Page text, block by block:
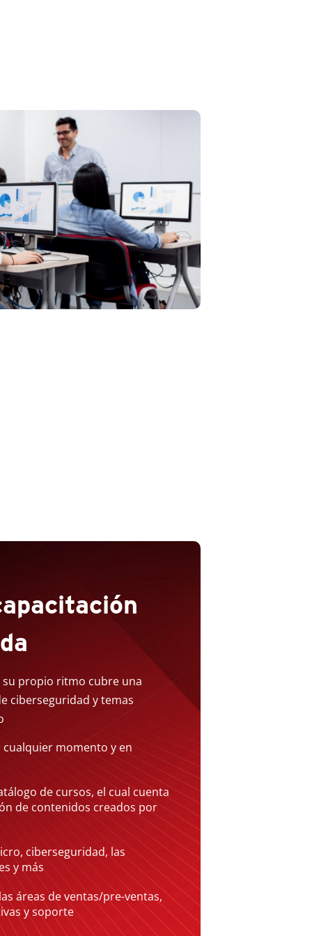
su propio ritmo cubre una
ciberseguridad y temas
momento y en
de cursos, el cual cuenta
de contenidos creados por
ciberseguridad, las
y más
áreas de ventas/pre-ventas,
y soporte